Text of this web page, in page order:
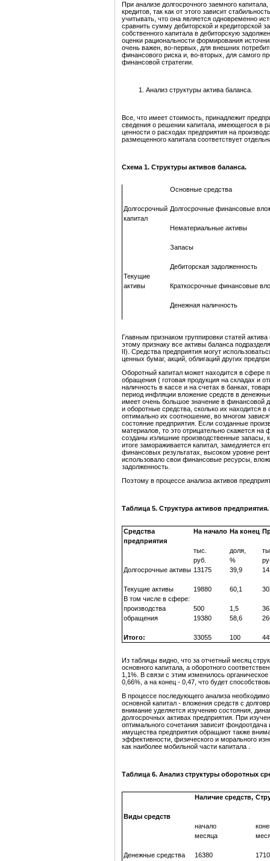
При анализе долгосрочного заемного
кредитов, так как от этого зависит
учитывать, что она является одновременно
сравнить сумму дебиторской и кредиторской
собственного капитала в дебиторскую
оценки рациональности формирования
очень важен, во-первых, для внешних
финансового риска и, во-вторых, для самого
финансовой стратегии.
Анализ структуры актива баланса.
Все, что имеет стоимость, принадлежит
сведения о решении капитала, имеющегося в
ценности о расходах предприятия на
размещенного капитала соответствует
Схема 1. Структуры активов баланса.
Основные средства
Долгосрочный Долгосрочные финансовые
капитал
Нематериальные активы
Запасы
Дебиторская задолженность
Текущие
активы
Краткосрочные финансовые
Денежная наличность
Главным признаком группировки статей
этому признаку все активы баланса
II). Средства предприятия могут
ценных бумаг, акций, облигаций других
Оборотный капитал может находится в сфере
обращения ( готовая продукция на складах и
наличность в кассе и на счетах в банках,
период инфляции вложение средств в
имеет очень большое значение в финансовой
и оборотные средства, сколько их находится
оптимально их соотношение, во многом
состояние предприятия. Если созданные
материалов, то это отрицательно скажется
созданы излишние производственные
итоге замораживается капитал, замедляется
финансовых результатах, высоком уровне
использовало свои финансовые ресурсы,
задолженность.
Поэтому в процессе анализа активов
Таблица 5. Структура активов предприятия.
Средства На начало На конец
предприятия
тыс.
доля,
руб.
%
Долгосрочные активы 13175 39,9
Текущие активы 19880 60,1
В том числе в сфере:
производства
500 1,5
обращения
19380 58,6
Итого: 33055 100
Из таблицы видно, что за отчетный месяц
основного капитала, а оборотного
1,1%. В связи с этим изменилось
0,66%, а на конец - 0,47, что будет
В процессе последующего анализа
основной капитал - вложения средств с
внимание уделяется изучению состояния,
долгосрочных активах предприятия. При
оптимального сочетания зависит
имущества предприятия обращают также
эффективности, физического и морального
как наиболее мобильной части капитала .
Таблица 6. Анализ структуры оборотных
Наличие средств,
Виды средств
начало
месяца
Денежные средства 16380